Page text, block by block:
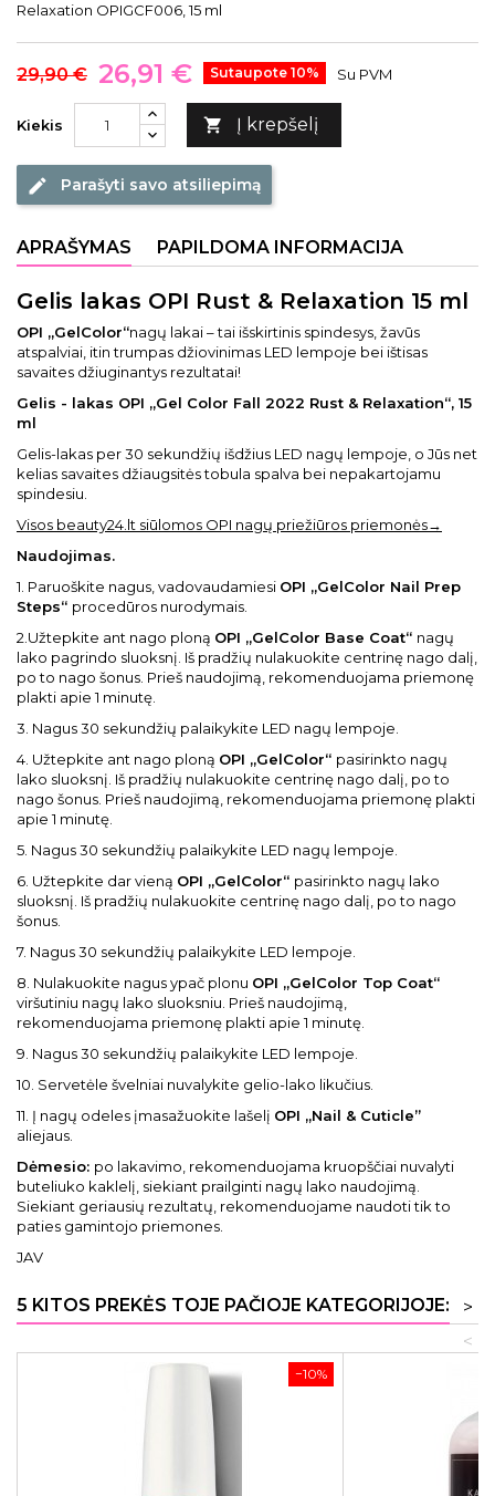
Relaxation OPIGCF006, 15 ml
29,90 € 26,91 € Sutaupote 10% Su PVM
Kiekis  Į krepšelį
edit Parašyti savo atsiliepimą
APRAŠYMAS PAPILDOMA INFORMACIJA
Gelis lakas OPI Rust & Relaxation 15 ml
OPI „GelColor“nagų lakai – tai išskirtinis spindesys, žavūs
atspalviai, itin trumpas džiovinimas LED lempoje bei ištisas
savaites džiuginantys rezultatai!
Gelis - lakas OPI „Gel Color Fall 2022 Rust & Relaxation“, 15
ml
Gelis-lakas per 30 sekundžių išdžius LED nagų lempoje, o Jūs net
kelias savaites džiaugsitės tobula spalva bei nepakartojamu
spindesiu.
Visos beauty24.lt siūlomos OPI nagų priežiūros priemonės→
Naudojimas.
1. Paruoškite nagus, vadovaudamiesi OPI „GelColor Nail Prep
Steps“ procedūros nurodymais.
2.Užtepkite ant nago ploną OPI „GelColor Base Coat“ nagų
lako pagrindo sluoksnį. Iš pradžių nulakuokite centrinę nago dalį,
po to nago šonus. Prieš naudojimą, rekomenduojama priemonę
plakti apie 1 minutę.
3. Nagus 30 sekundžių palaikykite LED nagų lempoje.
4. Užtepkite ant nago ploną OPI „GelColor“ pasirinkto nagų
lako sluoksnį. Iš pradžių nulakuokite centrinę nago dalį, po to
nago šonus. Prieš naudojimą, rekomenduojama priemonę plakti
apie 1 minutę.
5. Nagus 30 sekundžių palaikykite LED nagų lempoje.
6. Užtepkite dar vieną OPI „GelColor“ pasirinkto nagų lako
sluoksnį. Iš pradžių nulakuokite centrinę nago dalį, po to nago
šonus.
7. Nagus 30 sekundžių palaikykite LED lempoje.
8. Nulakuokite nagus ypač plonu OPI „GelColor Top Coat“
viršutiniu nagų lako sluoksniu. Prieš naudojimą,
rekomenduojama priemonę plakti apie 1 minutę.
9. Nagus 30 sekundžių palaikykite LED lempoje.
10. Servetėle švelniai nuvalykite gelio-lako likučius.
11. Į nagų odeles įmasažuokite lašelį OPI „Nail & Cuticle”
aliejaus.
Dėmesio: po lakavimo, rekomenduojama kruopščiai nuvalyti
buteliuko kaklelį, siekiant prailginti nagų lako naudojimą.
Siekiant geriausių rezultatų, rekomenduojame naudoti tik to
paties gamintojo priemones.
JAV
5 KITOS PREKĖS TOJE PAČIOJE KATEGORIJOJE:
>
<
−10%